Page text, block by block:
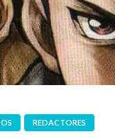
REDACTORES